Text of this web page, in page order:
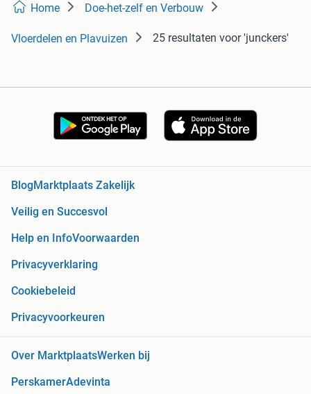
Home Doe-het-zelf en Verbouw
Vloerdelen en Plavuizen 25 resultaten voor 'junckers'
Blog Marktplaats Zakelijk
Veilig en Succesvol
Help en InfoVoorwaarden
Privacyverklaring
Cookiebeleid
Privacyvoorkeuren
Over MarktplaatsWerken bij
PerskamerAdevinta